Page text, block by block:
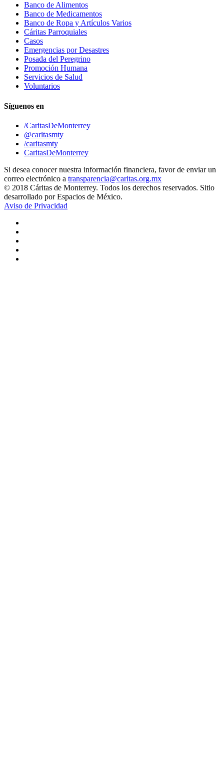
Banco de Alimentos
Banco de Medicamentos
Banco de Ropa y Artículos Varios
Cáritas Parroquiales
Casos
Emergencias por Desastres
Posada del Peregrino
Promoción Humana
Servicios de Salud
Voluntarios
Síguenos en
/CaritasDeMonterrey
@caritasmty
/caritasmty
CaritasDeMonterrey
Si desea conocer nuestra información financiera, favor de enviar un
correo electrónico a transparencia@caritas.org.mx
© 2018 Cáritas de Monterrey. Todos los derechos reservados. Sitio
desarrollado por Espacios de México.
Aviso de Privacidad